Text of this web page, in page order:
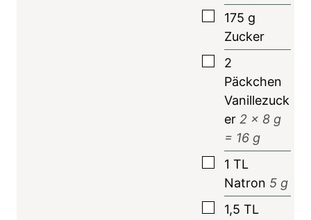
▢
175 g
Zucker
▢
2
Päckchen
Vanillezuck
er 2 x 8 g
= 16 g
▢
1 TL
Natron 5 g
▢
1,5 TL